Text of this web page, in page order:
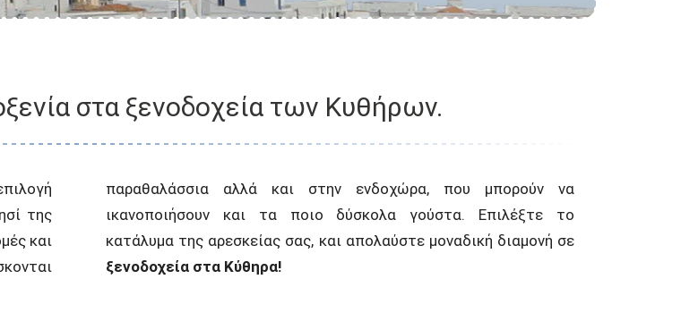
στα ξενοδοχεία των Κυθήρων.
της
και
να
το
κατάλυμα της αρεσκείας σας, και απολαύστε μοναδική διαμονή σε
ξενοδοχεία στα Κύθηρα!